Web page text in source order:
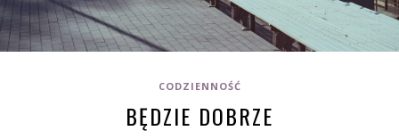
CODZIENNOŚĆ
BĘDZIE DOBRZE